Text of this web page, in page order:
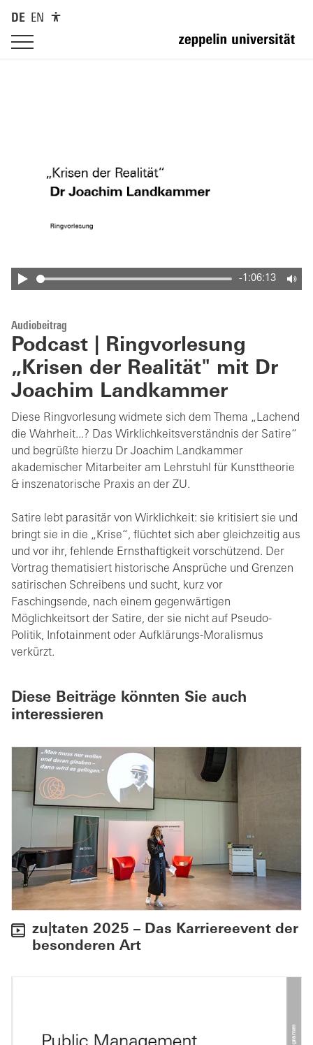
DE EN
-1:06:13
Audiobeitrag
Podcast | Ringvorlesung
„Krisen der Realität" mit Dr
Joachim Landkammer
Diese Ringvorlesung widmete sich dem Thema „Lachend
die Wahrheit...? Das Wirklichkeitsverständnis der Satire“
und begrüßte hierzu Dr Joachim Landkammer
akademischer Mitarbeiter am Lehrstuhl für Kunsttheorie
& inszenatorische Praxis an der ZU.
Satire lebt parasitär von Wirklichkeit: sie kritisiert sie und
bringt sie in die „Krise“, flüchtet sich aber gleichzeitig aus
und vor ihr, fehlende Ernsthaftigkeit vorschützend. Der
Vortrag thematisiert historische Ansprüche und Grenzen
satirischen Schreibens und sucht, kurz vor
Faschingsende, nach einem gegenwärtigen
Möglichkeitsort der Satire, der sie nicht auf Pseudo-
Politik, Infotainment oder Aufklärungs-Moralismus
verkürzt.
Diese Beiträge könnten Sie auch
interessieren
zu|taten 2025 – Das Karriereevent der
besonderen Art